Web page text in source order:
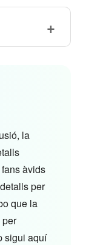
la
àvids
per
que la
sigui aquí